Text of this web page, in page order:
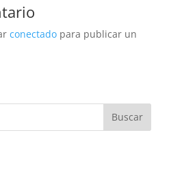
conectadopara publicar un
Buscar